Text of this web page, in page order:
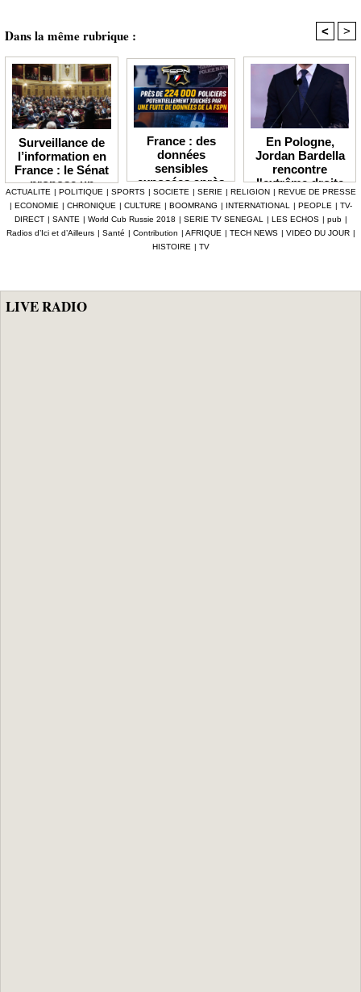
Dans la même rubrique : < >
Surveillance de
l’information en
France : le Sénat
propose un
observatoire déjà
très critiqué
France : des
données
sensibles
exposées après
une
cyberattaque
visant la
Fédération
sportive de la
En Pologne,
Jordan Bardella
rencontre
l'extrême droite
et peaufine sa
stature
présidentielle
ACTUALITE | POLITIQUE | SPORTS | SOCIETE | SERIE | RELIGION | REVUE DE PRESSE
| ECONOMIE | CHRONIQUE | CULTURE | BOOMRANG | INTERNATIONAL | PEOPLE | TV-
DIRECT | SANTE | World Cub Russie 2018 | SERIE TV SENEGAL | LES ECHOS | pub |
Radios d’Ici et d’Ailleurs | Santé | Contribution | AFRIQUE | TECH NEWS | VIDEO DU JOUR |
HISTOIRE | TV
LIVE RADIO